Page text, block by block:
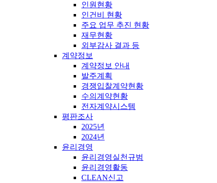
인원현황
인건비 현황
주요 업무 추진 현황
재무현황
외부감사 결과 등
계약정보
계약정보 안내
발주계획
경쟁입찰계약현황
수의계약현황
전자계약시스템
평판조사
2025년
2024년
윤리경영
윤리경영실천규범
윤리경영활동
CLEAN신고